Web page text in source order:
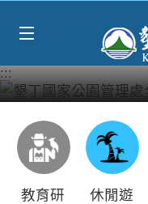
:::
教育研
休閒遊